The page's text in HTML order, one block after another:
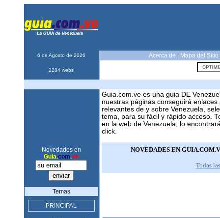
6 de Agosto de 2026 Acerca de Mapa del Sitio
2284 webs
Novedades en
Guia.com.ve
Temas
PRINCIPAL
Guia.com.ve es una guia DE
nuestras páginas conseguirá enlaces
relevantes de y sobre Venezuela,
tema, para su fácil y rápido acceso.
en la web de Venezuela, lo
click.
NOVEDADES EN
Todas